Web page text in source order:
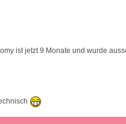
ist jetzt 9 Monate und wurde